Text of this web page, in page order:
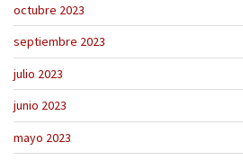
octubre 2023
septiembre 2023
julio 2023
junio 2023
mayo 2023